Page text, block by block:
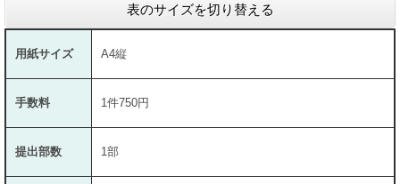
表のサイズを切り替える
用紙サイズ A4縦
手数料 1件750円
提出部数 1部